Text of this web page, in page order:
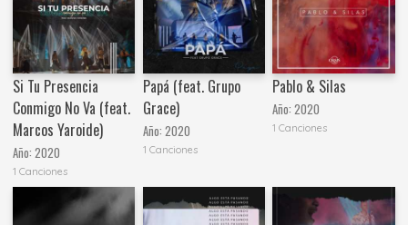
Si Tu Presencia
Conmigo No Va (feat.
Marcos Yaroide)
Año:2020
1 Canciones
Papá (feat. Grupo
Grace)
Año: 2020
1 Canciones
Pablo & Silas
Año:2020
1 Canciones